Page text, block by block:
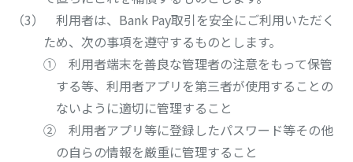
利用者は、Bank Pay取引を安全にご利用いただく
ため、次の事項を遵守するものとします。
① 利用者端末を善良な管理者の注意をもって保管
する等、利用者アプリを第三者が使用することの
ないように適切に管理すること
② 利用者アプリ等に登録したパスワード等その他
の自らの情報を厳重に管理すること